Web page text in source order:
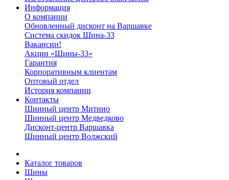
Информация
О компании
Обновленный дисконт на Варшавке
Система скидок Шина-33
Вакансии!
Акции «Шины-33»
Гарантия
Корпоративным клиентам
Оптовый отдел
История компании
Контакты
Шинный центр Митино
Шинный центр Медведково
Дисконт-центр Варшавка
Шинный центр Волжский
Каталог товаров
Шины